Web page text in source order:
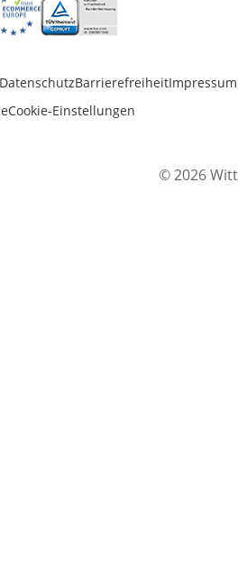
neuem Fenster
in neuem Fenster
Öffnet in neuem Fenster
DatenschutzBarrierefreiheitImpressum
Cookie-Einstellungen
© 2026 Witt